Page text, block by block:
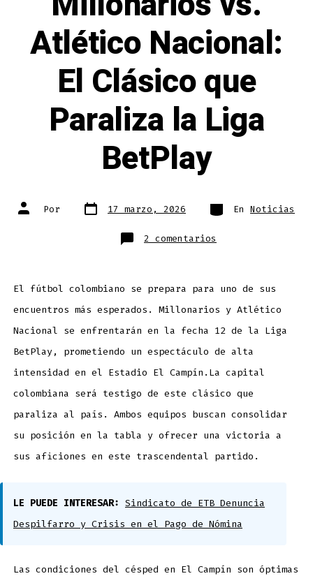
Atlético Nacional:
El Clásico que
Paraliza la Liga
BetPlay
Autor
de Por Fecha
de 17 marzo, 2026 Categorías
En Noticias
2 comentarios
Millonarios
Clásico
Paraliza
la
BetPlay
El fútbol colombiano se prepara para uno de sus
encuentros más esperados. Millonarios y Atlético
Nacional se enfrentarán en la fecha 12 de la Liga
BetPlay, prometiendo un espectáculo de alta
intensidad en el Estadio El Campín.La capital
colombiana será testigo de este clásico que
paraliza al país. Ambos equipos buscan consolidar
su posición en la tabla y ofrecer una victoria a
sus aficiones en este trascendental partido.
LE PUEDE INTERESAR: Sindicato de ETB Denuncia
Despilfarro y Crisis en el Pago de Nómina
Las condiciones del césped en El Campín son óptimas